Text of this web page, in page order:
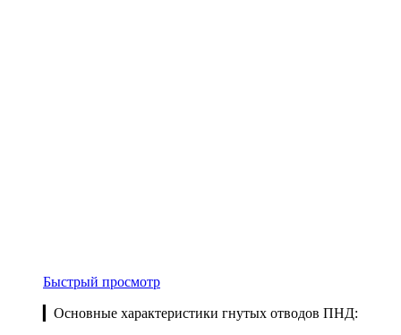
Быстрый просмотр
▎Основные характеристики гнутых отводов ПНД: